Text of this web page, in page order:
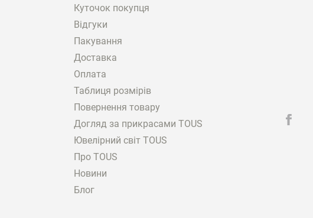
Куточок покупця
Відгуки
Пакування
Доставка
Оплата
Таблиця розмірів
Повернення товару
Догляд за прикрасами TOUS
Ювелірний світ TOUS
Про TOUS
Новини
Блог